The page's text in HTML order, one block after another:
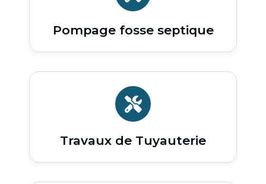
Pompage fosse septique
Travaux de Tuyauterie